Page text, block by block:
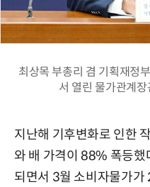
최상목 부총리 겸 기획재정
서 열린 물가관계
지난해 기후변화로 인한
와 배 가격이 88% 폭등했
되면서 3월 소비자물가